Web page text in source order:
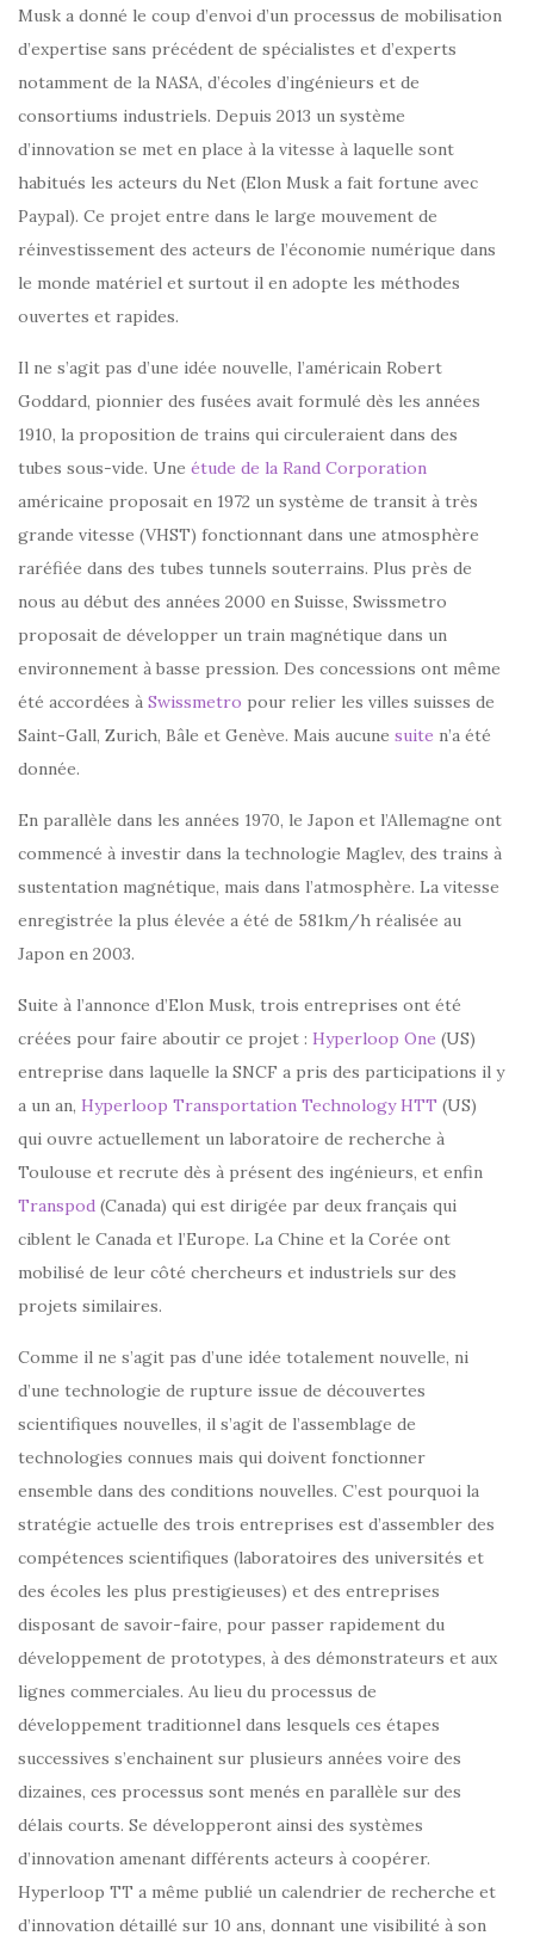
Musk a donné le coup d’envoi d’un processus de mobilisation
d’expertise sans précédent de spécialistes et d’experts
notamment de la NASA, d’écoles d’ingénieurs et de
consortiums industriels. Depuis 2013 un système
d’innovation se met en place à la vitesse à laquelle sont
habitués les acteurs du Net (Elon Musk a fait fortune avec
Paypal). Ce projet entre dans le large mouvement de
réinvestissement des acteurs de l’économie numérique dans
le monde matériel et surtout il en adopte les méthodes
ouvertes et rapides.
Il ne s’agit pas d’une idée nouvelle, l’américain Robert
Goddard, pionnier des fusées avait formulé dès les années
1910, la proposition de trains qui circuleraient dans des
tubes sous-vide. Une étude de la Rand Corporation
américaine proposait en 1972 un système de transit à très
grande vitesse (VHST) fonctionnant dans une atmosphère
raréfiée dans des tubes tunnels souterrains. Plus près de
nous au début des années 2000 en Suisse, Swissmetro
proposait de développer un train magnétique dans un
environnement à basse pression. Des concessions ont même
été accordées à Swissmetro pour relier les villes suisses de
Saint-Gall, Zurich, Bâle et Genève. Mais aucune suite n’a été
donnée.
En parallèle dans les années 1970, le Japon et l’Allemagne ont
commencé à investir dans la technologie Maglev, des trains à
sustentation magnétique, mais dans l’atmosphère. La vitesse
enregistrée la plus élevée a été de 581km/h réalisée au
Japon en 2003.
Suite à l’annonce d’Elon Musk, trois entreprises ont été
créées pour faire aboutir ce projet : Hyperloop One (US)
entreprise dans laquelle la SNCF a pris des participations il y
a un an, Hyperloop Transportation Technology HTT (US)
qui ouvre actuellement un laboratoire de recherche à
Toulouse et recrute dès à présent des ingénieurs, et enfin
Transpod (Canada) qui est dirigée par deux français qui
ciblent le Canada et l’Europe. La Chine et la Corée ont
mobilisé de leur côté chercheurs et industriels sur des
projets similaires.
Comme il ne s’agit pas d’une idée totalement nouvelle, ni
d’une technologie de rupture issue de découvertes
scientifiques nouvelles, il s’agit de l’assemblage de
technologies connues mais qui doivent fonctionner
ensemble dans des conditions nouvelles. C’est pourquoi la
stratégie actuelle des trois entreprises est d’assembler des
compétences scientifiques (laboratoires des universités et
des écoles les plus prestigieuses) et des entreprises
disposant de savoir-faire, pour passer rapidement du
développement de prototypes, à des démonstrateurs et aux
lignes commerciales. Au lieu du processus de
développement traditionnel dans lesquels ces étapes
successives s’enchainent sur plusieurs années voire des
dizaines, ces processus sont menés en parallèle sur des
délais courts. Se développeront ainsi des systèmes
d’innovation amenant différents acteurs à coopérer.
Hyperloop TT a même publié un calendrier de recherche et
d’innovation détaillé sur 10 ans, donnant une visibilité à son